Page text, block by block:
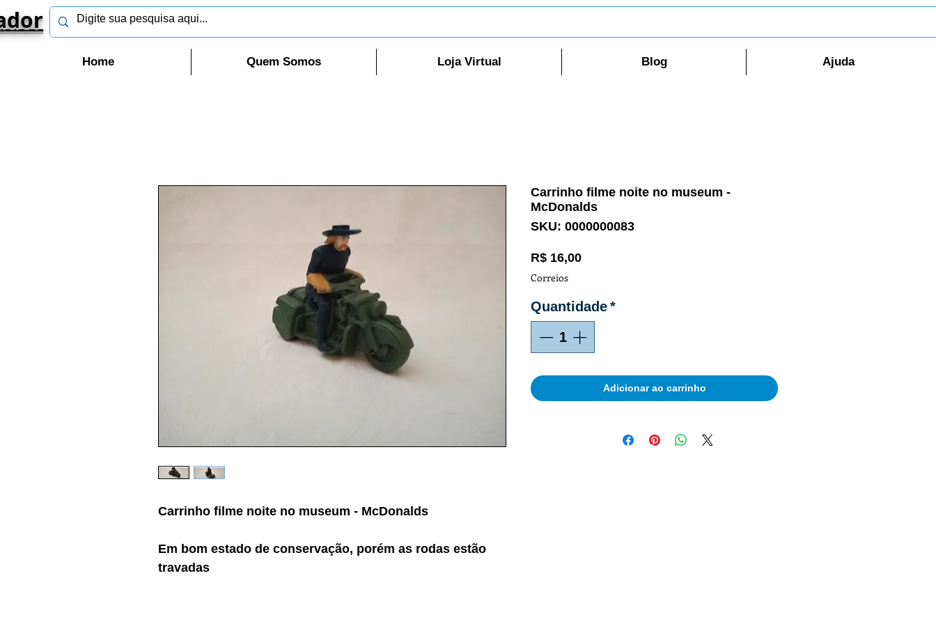
Home Quem Somos Loja Virtual Blog Ajuda
Carrinho filme noite no museum - McDonalds
Em bom estado de conservação, porém as rodas estão
travadas
Carrinho filme noite no museum -
McDonalds
SKU: 0000000083
R$ 16,00Preço
Correios
Quantidade*
Adicionar ao carrinho